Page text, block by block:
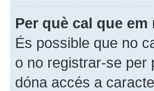
Per què cal que
És possible que no
o no registrar-se per
dóna accés a